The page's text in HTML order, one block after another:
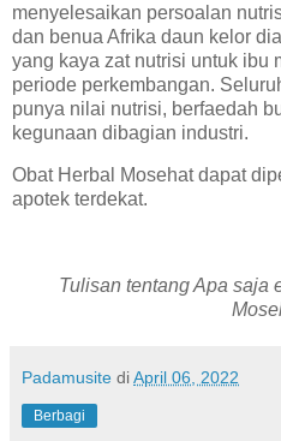
menyelesaikan persoalan
dan benua Afrika daun kelor
yang kaya zat nutrisi untuk ibu
periode perkembangan.
punya nilai nutrisi, berfaedah
kegunaan dibagian industri.
Obat Herbal Mosehat dapat
apotek terdekat.
Tulisan tentang Apa saja
Padamusite diApril 06, 2022
Berbagi